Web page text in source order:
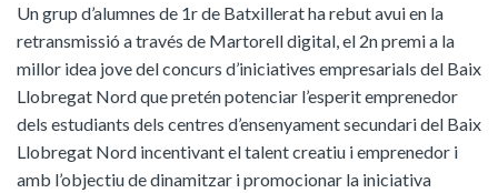
Un grup d’alumnes de 1r de Batxillerat ha rebut avui en la
retransmissió a través de Martorell digital, el 2n premi a la
millor idea jove del concurs d’iniciatives empresarials del Baix
Llobregat Nord que pretén potenciar l’esperit emprenedor
dels estudiants dels centres d’ensenyament secundari del Baix
Llobregat Nord incentivant el talent creatiu i emprenedor i
amb l’objectiu de dinamitzar i promocionar la iniciativa